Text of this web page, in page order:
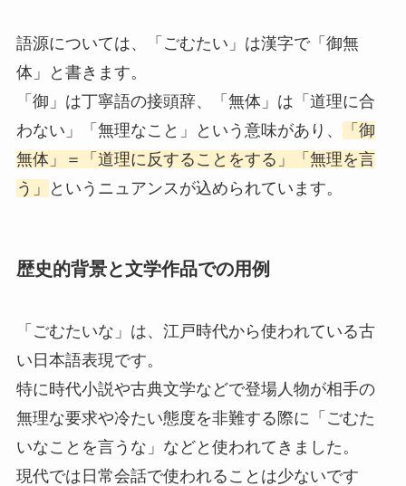
語源については、「ごむたい」は漢字で「御無
体」と書きます。
「御」は丁寧語の接頭辞、「無体」は「道理に合
わない」「無理なこと」という意味があり、
「御
無体」＝「道理に反することをする」「無理を言
う」
というニュアンスが込められています。
歴史的背景と文学作品での用例
「ごむたいな」は、江戸時代から使われている古
い日本語表現です。
特に時代小説や古典文学などで登場人物が相手の
無理な要求や冷たい態度を非難する際に「ごむた
いなことを言うな」などと使われてきました。
現代では日常会話で使われることは少ないです